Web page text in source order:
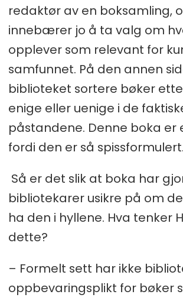
redaktør av en boksamling,
innebærer jo å ta valg om
opplever som relevant for
samfunnet. På den annen
biblioteket sortere bøker
enige eller uenige i de
påstandene. Denne boka er
fordi den er så spissformulert.
Så er det slik at boka har
bibliotekarer usikre på om
ha den i hyllene. Hva tenker
dette?
– Formelt sett har ikke
oppbevaringsplikt for bøker